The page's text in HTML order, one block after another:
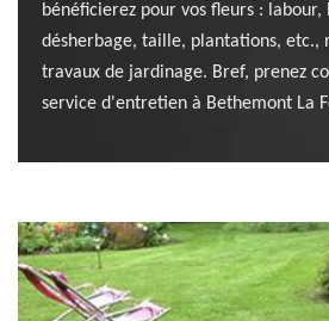
bénéficierez pour vos fleurs : labour,
désherbage, taille, plantations, etc.,
travaux de jardinage. Bref, prenez
service d'entretien à Bethemont La